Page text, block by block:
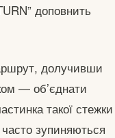
доповнить
долучивши
— об’єднати
такої стежки
зупиняються